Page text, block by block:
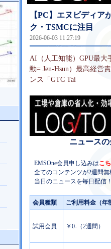
【PC】エヌビディ
ク・TSMCに注目
2026-06-03 11:27:19
AI（人工知能）GPU最
勳= Jen-Hsun）最高経営
ンス「GTC Tai
ニュース
EMSOne会員申し込みはこ
全てのコンテンツが2週間
当日のニュースを毎日配信
会員種類 ご利用料金（年
試用会員 ￥0-（2週間）